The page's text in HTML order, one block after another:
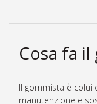
Cosa fa
Il gommista è colui
manutenzione e